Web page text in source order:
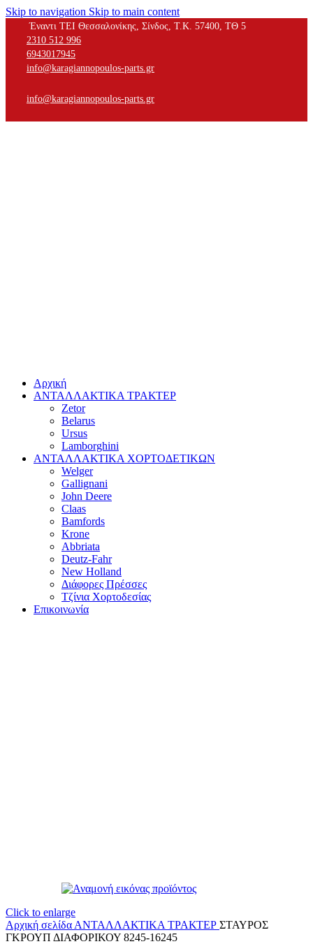
Skip to navigation Skip to main content
Έναντι ΤΕΙ Θεσσαλονίκης, Σίνδος, Τ.Κ. 57400, ΤΘ 5
2310 512 996
6943017945
info@karagiannopoulos-parts.gr
info@karagiannopoulos-parts.gr
Αρχική
ΑΝΤΑΛΛΑΚΤΙΚΑ ΤΡΑΚΤΕΡ
Zetor
Belarus
Ursus
Lamborghini
ΑΝΤΑΛΛΑΚΤΙΚΑ ΧΟΡΤΟΔΕΤΙΚΩΝ
Welger
Gallignani
John Deere
Claas
Bamfords
Krone
Abbriata
Deutz-Fahr
New Holland
Διάφορες Πρέσσες
Τζίνια Χορτοδεσίας
Επικοινωνία
Click to enlarge
Αρχική σελίδα ΑΝΤΑΛΛΑΚΤΙΚΑ ΤΡΑΚΤΕΡ ΣΤΑΥΡΟΣ
ΓΚΡΟΥΠ ΔΙΑΦΟΡΙΚΟΥ 8245-16245